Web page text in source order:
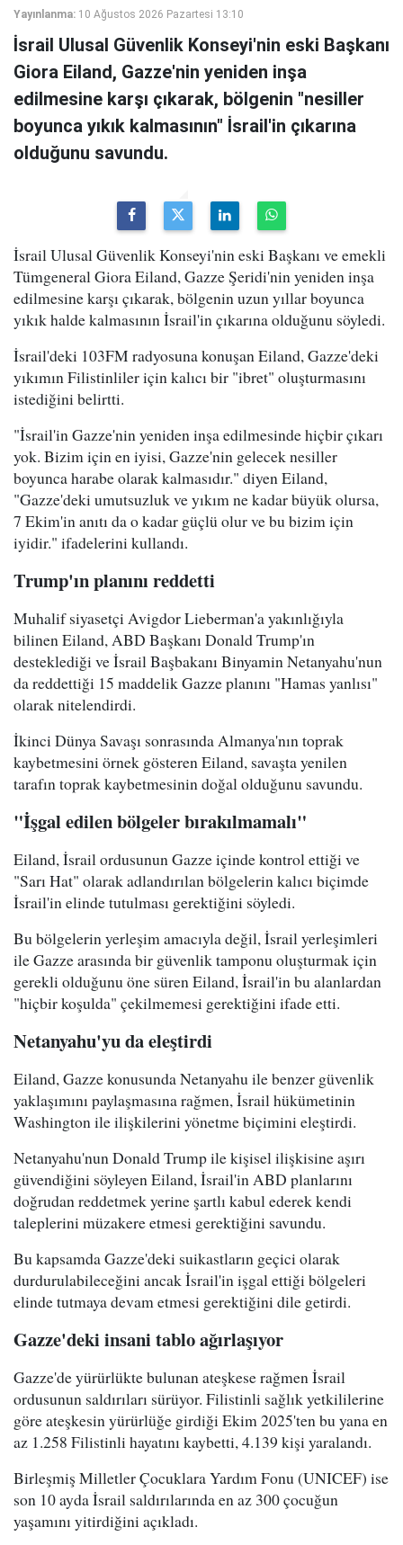
Yayınlanma: 10 Ağustos 2026 Pazartesi 13:10
İsrail Ulusal Güvenlik Konseyi'nin eski Başkanı
Giora Eiland, Gazze'nin yeniden inşa
edilmesine karşı çıkarak, bölgenin "nesiller
boyunca yıkık kalmasının" İsrail'in çıkarına
olduğunu savundu.
İsrail Ulusal Güvenlik Konseyi'nin eski Başkanı ve emekli
Tümgeneral Giora Eiland, Gazze Şeridi'nin yeniden inşa
edilmesine karşı çıkarak, bölgenin uzun yıllar boyunca
yıkık halde kalmasının İsrail'in çıkarına olduğunu söyledi.
İsrail'deki 103FM radyosuna konuşan Eiland, Gazze'deki
yıkımın Filistinliler için kalıcı bir "ibret" oluşturmasını
istediğini belirtti.
"İsrail'in Gazze'nin yeniden inşa edilmesinde hiçbir çıkarı
yok. Bizim için en iyisi, Gazze'nin gelecek nesiller
boyunca harabe olarak kalmasıdır." diyen Eiland,
"Gazze'deki umutsuzluk ve yıkım ne kadar büyük olursa,
7 Ekim'in anıtı da o kadar güçlü olur ve bu bizim için
iyidir." ifadelerini kullandı.
Trump'ın planını reddetti
Muhalif siyasetçi Avigdor Lieberman'a yakınlığıyla
bilinen Eiland, ABD Başkanı Donald Trump'ın
desteklediği ve İsrail Başbakanı Binyamin Netanyahu'nun
da reddettiği 15 maddelik Gazze planını "Hamas yanlısı"
olarak nitelendirdi.
İkinci Dünya Savaşı sonrasında Almanya'nın toprak
kaybetmesini örnek gösteren Eiland, savaşta yenilen
tarafın toprak kaybetmesinin doğal olduğunu savundu.
"İşgal edilen bölgeler bırakılmamalı"
Eiland, İsrail ordusunun Gazze içinde kontrol ettiği ve
"Sarı Hat" olarak adlandırılan bölgelerin kalıcı biçimde
İsrail'in elinde tutulması gerektiğini söyledi.
Bu bölgelerin yerleşim amacıyla değil, İsrail yerleşimleri
ile Gazze arasında bir güvenlik tamponu oluşturmak için
gerekli olduğunu öne süren Eiland, İsrail'in bu alanlardan
"hiçbir koşulda" çekilmemesi gerektiğini ifade etti.
Netanyahu'yu da eleştirdi
Eiland, Gazze konusunda Netanyahu ile benzer güvenlik
yaklaşımını paylaşmasına rağmen, İsrail hükümetinin
Washington ile ilişkilerini yönetme biçimini eleştirdi.
Netanyahu'nun Donald Trump ile kişisel ilişkisine aşırı
güvendiğini söyleyen Eiland, İsrail'in ABD planlarını
doğrudan reddetmek yerine şartlı kabul ederek kendi
taleplerini müzakere etmesi gerektiğini savundu.
Bu kapsamda Gazze'deki suikastların geçici olarak
durdurulabileceğini ancak İsrail'in işgal ettiği bölgeleri
elinde tutmaya devam etmesi gerektiğini dile getirdi.
Gazze'deki insani tablo ağırlaşıyor
Gazze'de yürürlükte bulunan ateşkese rağmen İsrail
ordusunun saldırıları sürüyor. Filistinli sağlık yetkililerine
göre ateşkesin yürürlüğe girdiği Ekim 2025'ten bu yana en
az 1.258 Filistinli hayatını kaybetti, 4.139 kişi yaralandı.
Birleşmiş Milletler Çocuklara Yardım Fonu (UNICEF) ise
son 10 ayda İsrail saldırılarında en az 300 çocuğun
yaşamını yitirdiğini açıkladı.